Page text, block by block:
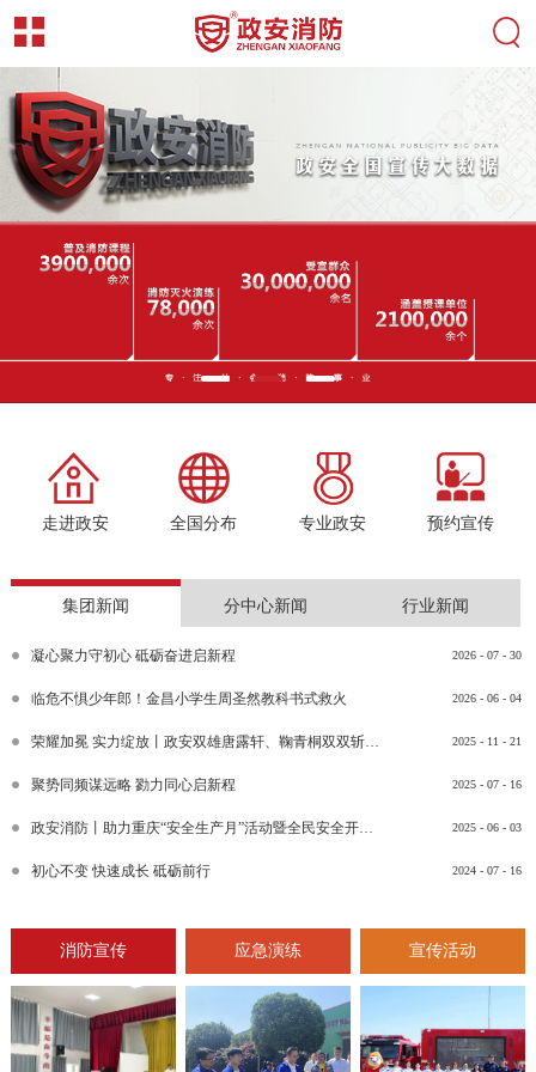
走进政安 全国分布 专业政安 预约宣传
集团新闻 分中心新闻 行业新闻
2026 - 07 - 30
凝心聚力守初心 砥砺奋进启新程
2026 - 06 - 04
临危不惧少年郎！金昌小学生周圣然教科书式救火
2025 - 11 - 21
荣耀加冕 实力绽放丨政安双雄唐露轩、鞠青桐双双斩获“渝消蓝盾讲师团金牌讲师”比武竞赛决赛大奖
2025 - 07 - 16
聚势同频谋远略 勠力同心启新程
2025 - 06 - 03
政安消防丨助力重庆“安全生产月”活动暨全民安全开放日活动
2024 - 07 - 16
初心不变 快速成长 砥砺前行
消防宣传 应急演练 宣传活动